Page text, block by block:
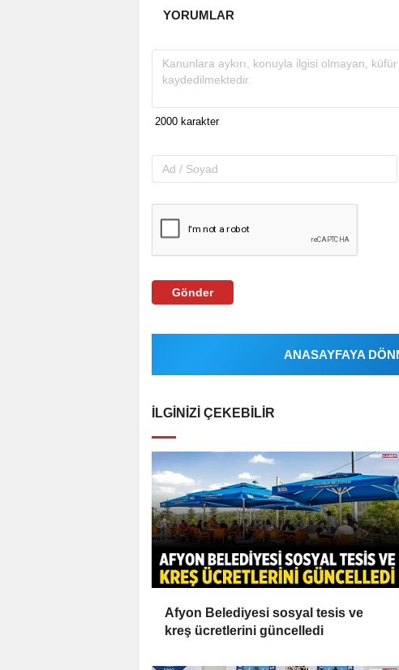
YORUMLAR
Gönder
ANASAYFAYA
İLGINIZI ÇEKEBILIR
Afyon Belediyesi sosyal tesis ve
kreş ücretlerini güncelledi